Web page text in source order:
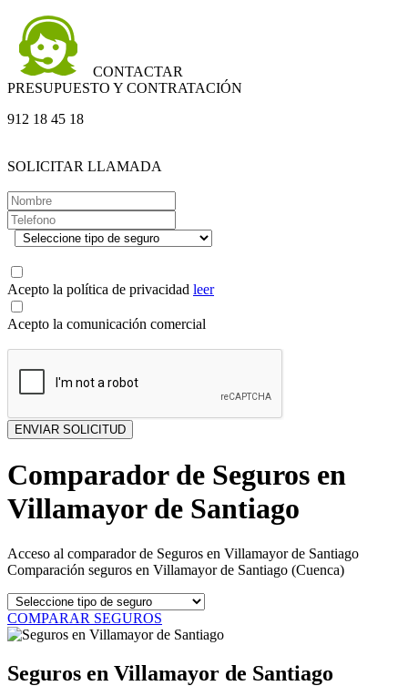
CONTACTAR
PRESUPUESTO Y CONTRATACIÓN
912 18 45 18
SOLICITAR LLAMADA
Acepto la política de privacidad leer
Acepto la comunicación comercial
Comparador de Seguros en
Villamayor de Santiago
Acceso al comparador de Seguros en Villamayor de Santiago
Comparación seguros en Villamayor de Santiago (Cuenca)
COMPARAR SEGUROS
Seguros en Villamayor de Santiago